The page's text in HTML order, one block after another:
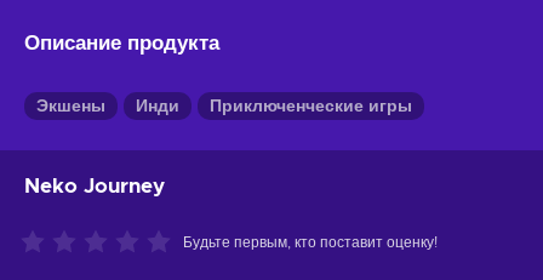
Описание продукта
Экшены Инди Приключенческие игры
Neko Journey
Будьте первым, кто поставит оценку!